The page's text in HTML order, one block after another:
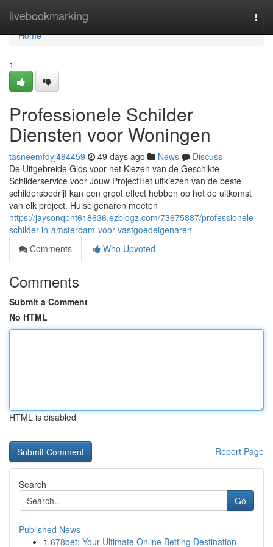
livebookmarking
Home
Home
1
Professionele Schilder
Diensten voor Woningen
tasneemfdyj484459 49 days ago News
Discuss
De Uitgebreide Gids voor het Kiezen van de Geschikte
Schilderservice voor Jouw ProjectHet uitkiezen van de beste
schildersbedrijf kan een groot effect hebben op het de uitkomst
van elk project. Huiseigenaren moeten
https://jaysonqpnt618636.ezblogz.com/73675887/professionele-
schilder-in-amsterdam-voor-vastgoedeigenaren
Comments
Who Upvoted
Comments
Submit a Comment
No HTML
HTML is disabled
Report Page
Search
Go
Published News
1 678bet: Your Ultimate Online Betting Destination